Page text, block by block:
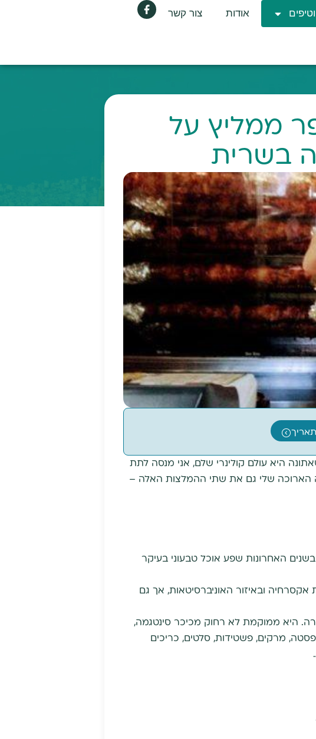
אודות צור קשר
ממליץ על
בשרית
היא עולם קולינרי שלם, אני מנסה לתת
הארוכה שלי גם את שתי ההמלצות האלה –
האחרונות שפע אוכל טבעוני בעיקר
אקסרחיה ובאיזור האוניברסיטאות, אך גם
היא ממוקמת לא רחוק מכיכר סינטגמה,
מרקים, פשטידות, סלטים, כריכים